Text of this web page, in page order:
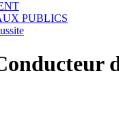
PUBLICS